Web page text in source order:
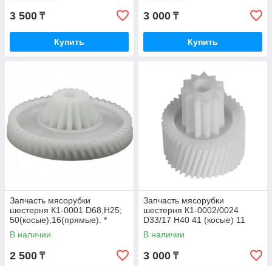
3 500 ₸
Купить
3 000 ₸
Купить
Запчасть мясорубки
шестерня К1-0001 D68,H25;
50(косые),16(прямые). *
В наличии
2 500 ₸
Запчасть мясорубки
шестерня К1-0002/0024
D33/17 H40 41 (косые) 11
(прямые) # Moulinex
В наличии
3 000 ₸